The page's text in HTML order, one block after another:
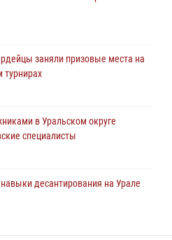
в эфире телекомпании
заняли призовые места на
в Уральском округе
специалисты
десантирования на Урале